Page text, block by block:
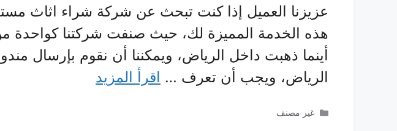
عزيزنا العميل إذا كنت تبحث عن شركة شراء اثاث
هذه الخدمة المميزة لك، حيث صنفت شركتنا كواحدة
أينما ذهبت داخل الرياض، ويمكننا أن نقوم بإرسال
الرياض، ويجب أن تعرف … اقرأ المزيد
التصنيفات
غير مصنف